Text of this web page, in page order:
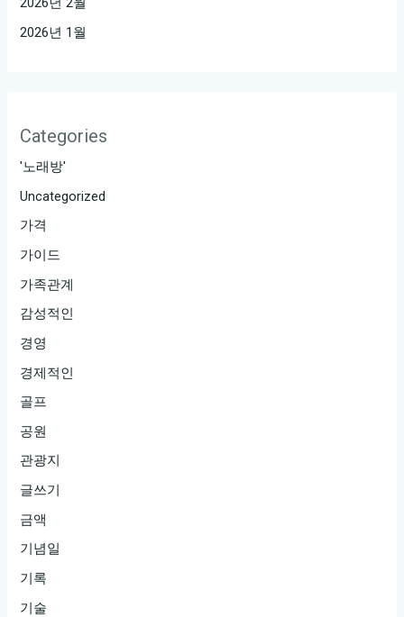
2026년 1월
Categories
'노래방'
Uncategorized
가격
가이드
가족관계
감성적인
경영
경제적인
골프
공원
관광지
글쓰기
금액
기념일
기록
기술